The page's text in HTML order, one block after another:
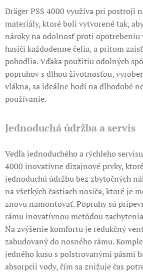
Dräger PSS 4000 využíva pri postroji
materiály, ktoré boli vytvorené tak,
nároky na odolnosť proti opotrebeniu
hasiči každodenne čelia, a pritom
pohodlia. Vďaka použitiu odolných
popruhov s dlhou životnosťou,
vlákna, sa ideálne hodí na dlhodobé
používanie.
Jednoduchá údržba a servis
Vedľa jednoduchého a rýchleho
4000 inovatívne dizajnové prvky,
jednoduchú údržbu bez zbytočných
na všetkých častiach nosiča, ktoré je
znovu namontovať. Popruhy sú
rámu inovatívnou metódou
Na zvýšenie komfortu je redukčný
zabudovaný do nosného rámu.
jedného kusu s polstrovanými pásmi
absorpcii vody, čím sa znižuje čas